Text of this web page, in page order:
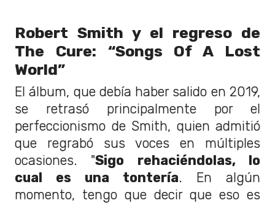
Robert Smith y el regreso de
The Cure: “Songs Of A Lost
World”
El álbum, que debía haber salido en 2019,
se retrasó principalmente por el
perfeccionismo de Smith, quien admitió
que regrabó sus voces en múltiples
ocasiones. "Sigo rehaciéndolas, lo
cual es una tontería. En algún
momento, tengo que decir que eso es